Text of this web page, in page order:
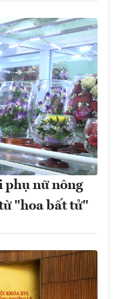
phụ nữ nông
"hoa bất tử"